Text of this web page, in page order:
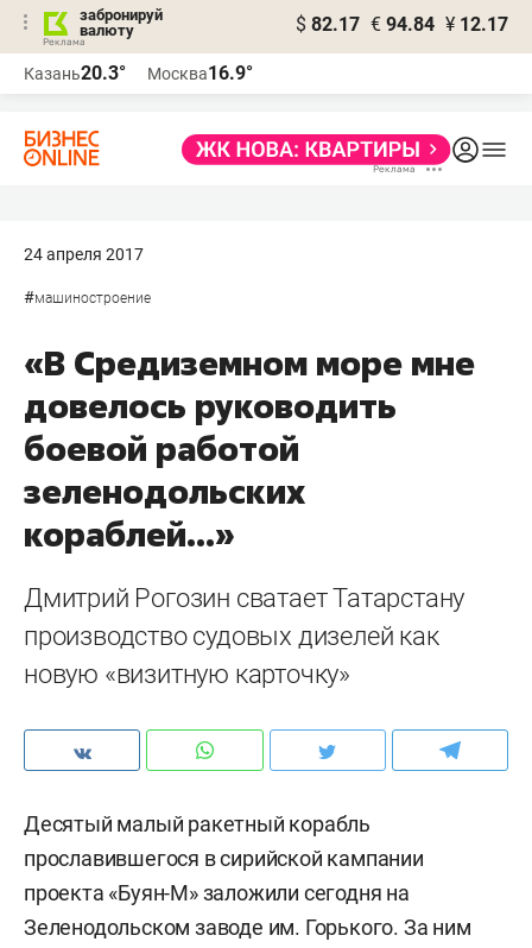
забронируй
валюту
$ 82.17 € 94.84 ¥ 12.17
Казань20.3° Москва16.9°
24 апреля 2017
#машиностроение
«В Средиземном море мне
довелось руководить
боевой работой
зеленодольских
кораблей...»
Дмитрий Рогозин сватает Татарстану
производство судовых дизелей как
новую «визитную карточку»
Десятый малый ракетный корабль
прославившегося в сирийской кампании
проекта «Буян-М» заложили сегодня на
Зеленодольском заводе им. Горького. За ним